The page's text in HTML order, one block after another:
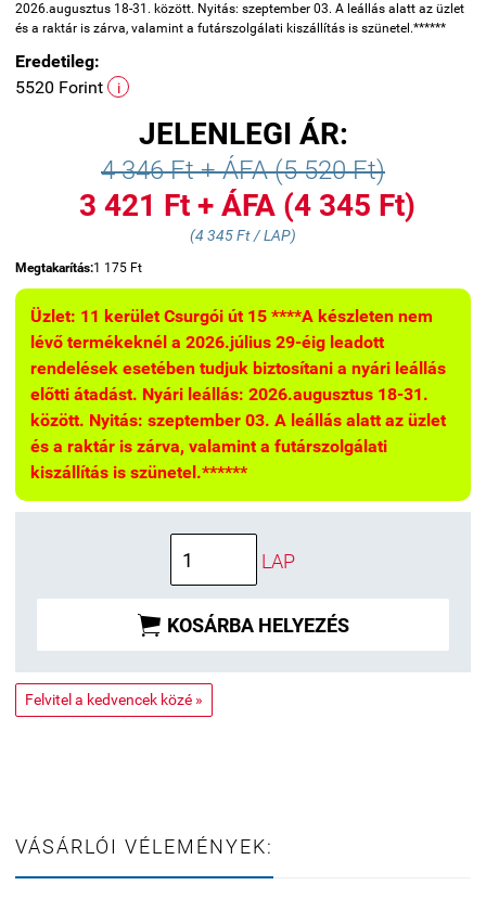
2026.augusztus 18-31. között. Nyitás: szeptember 03. A leállás alatt az üzlet
és a raktár is zárva, valamint a futárszolgálati kiszállítás is szünetel.******
Eredetileg:
5520 Forint
i
JELENLEGI ÁR:
4 346 Ft + ÁFA (5 520 Ft)
3 421 Ft + ÁFA (4 345 Ft)
(4 345 Ft / LAP)
Megtakarítás:1 175 Ft
Üzlet: 11 kerület Csurgói út 15 ****A készleten nem
lévő termékeknél a 2026.július 29-éig leadott
rendelések esetében tudjuk biztosítani a nyári leállás
előtti átadást. Nyári leállás: 2026.augusztus 18-31.
között. Nyitás: szeptember 03. A leállás alatt az üzlet
és a raktár is zárva, valamint a futárszolgálati
kiszállítás is szünetel.******
LAP
 KOSÁRBA HELYEZÉS
Felvitel a kedvencek közé »
VÁSÁRLÓI VÉLEMÉNYEK: